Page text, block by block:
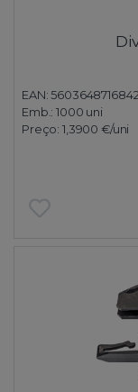
EAN: 5603648716842
Emb.:1000 uni
Preço: 1,3900 €/uni